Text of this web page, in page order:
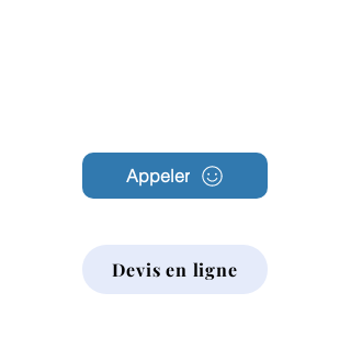
Appeler
Devis en ligne